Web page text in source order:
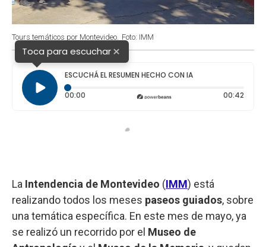
Tours temáticos por Montevideo. Foto: IMM
Toca para escuchar×
ESCUCHÁ EL RESUMEN HECHO CON IA
00:00 Tiempo transcurrido: 0 segundos 00:42
La Intendencia de Montevideo (IMM) está
realizando todos los meses paseos guiados, sobre
una temática específica. En este mes de mayo, ya
se realizó un recorrido por el Museo de